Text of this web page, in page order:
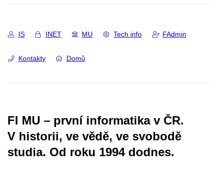
IS INET MU Tech info FAdmin
Kontakty Domů
FI MU – první informatika v ČR.
V historii, ve vědě, ve svobodě
studia. Od roku 1994 dodnes.